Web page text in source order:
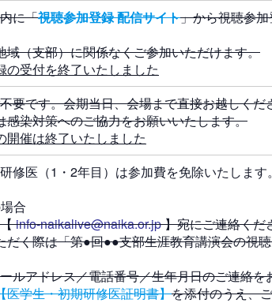
に「視聴参加登録 配信サイト」から視聴参
域（支部）に関係なくご参加いただけます。
の受付を終了いたしました
要です。会期当日、会場まで直接お越しくだ
感染対策へのご協力をお願いいたします。
開催は終了いたしました
修医（1・2年目）は参加費を免除いたします。
合
info-naikalive@naika.or.jp】宛にご連絡くだ
く際は「第●回●●支部生涯教育講演会の視
ドレス／電話番号／生年月日のご連絡を
医学生・初期研修医証明書】を添付のうえ、